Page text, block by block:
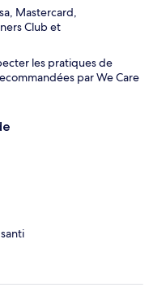
Mastercard,
Club et
les pratiques de
par We Care